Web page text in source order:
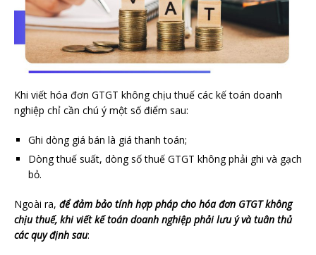
Khi viết hóa đơn GTGT không chịu thuế các kế toán doanh
nghiệp chỉ cần chú ý một số điểm sau:
Ghi dòng giá bán là giá thanh toán;
Dòng thuế suất, dòng số thuế GTGT không phải ghi và gạch
bỏ.
Ngoài ra, để đảm bảo tính hợp pháp cho hóa đơn GTGT không
chịu thuế, khi viết kế toán doanh nghiệp phải lưu ý và tuân thủ
các quy định sau: